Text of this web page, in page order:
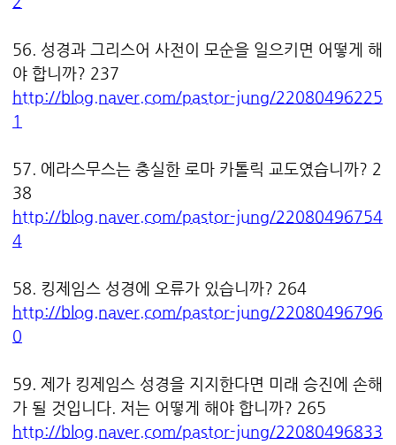
56. 성경과 그리스어 사전이 모순을 일으키면 어떻게 해
야 합니까? 237
http://blog.naver.com/pastor-jung/22080496225
1
57. 에라스무스는 충실한 로마 카톨릭 교도였습니까? 2
38
http://blog.naver.com/pastor-jung/22080496754
4
58. 킹제임스 성경에 오류가 있습니까? 264
http://blog.naver.com/pastor-jung/22080496796
0
59. 제가 킹제임스 성경을 지지한다면 미래 승진에 손해
가 될 것입니다. 저는 어떻게 해야 합니까? 265
http://blog.naver.com/pastor-jung/22080496833